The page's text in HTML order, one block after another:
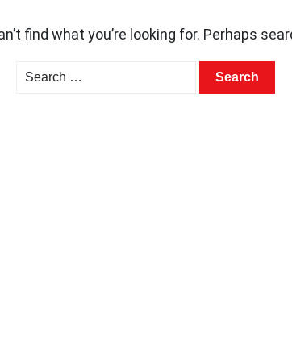
find what you’re looking for. Perhaps
Search